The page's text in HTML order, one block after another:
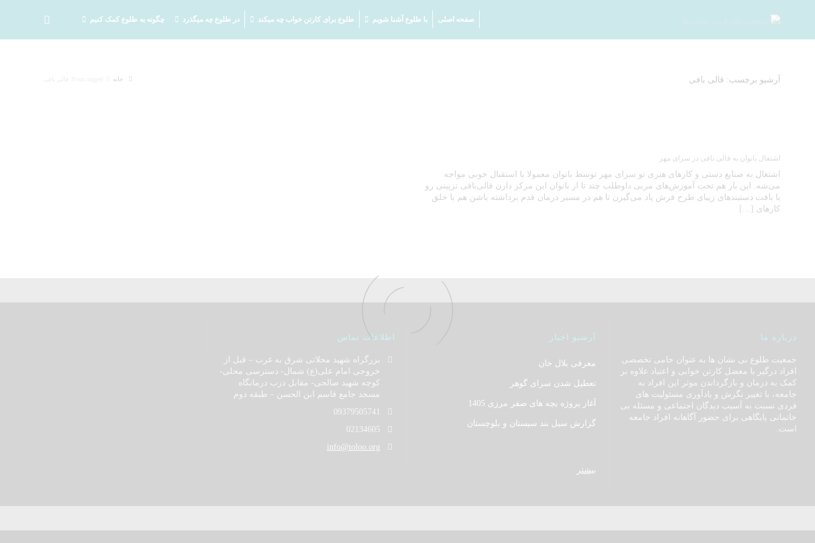
صفحه اصلی با طلوع آشنا شویم طلوع برای کارتن خواب چه میکند در طلوع چه میگذرد چگونه به طلوع کمک کنیم
خانه آرشیو برچسب: قالی بافی
اشتغال بانوان به قالی بافی در سرای مهر
اشتغال به صنایع دستی و کارهای هنری تو سرای مهر توسط بانوان معمولا با استقبال خوبی مواجه
می‌شه. این بار هم تحت آموزش‌های مربی داوطلب چند تا از بانوان این مرکز دارن قالی‌بافی تزیینی رو
با بافت دستبندهای زیبای طرح فرش یاد می‌گیرن تا هم در مسیر درمان قدم برداشته باشن هم با خلق
کارهای […]
درباره ما
جمعیت طلوع بی نشان ها به عنوان حامی تخصصی
افراد درگیر با معضل کارتن خوابی و اعتیاد علاوه بر
کمک به درمان و بازگرداندن موثر این افراد به
جامعه، با تغییر نگرش و یادآوری مسئولیت های
فردی نسبت به آسیب دیدگان اجتماعی و مسئله بی
خانمانی پایگاهی برای حضور آگاهانه افراد جامعه
است.
آرشیو اخبار
معرفی بلال خان
تعطیل شدن سرای گوهر
آغاز پروژه بچه های صفر مرزی 1405
گزارش سیل بند سیستان و بلوچستان
بیشتر
اطلاعات تماس
بزرگراه شهید محلاتی شرق به غرب – قبل از
خروجی امام علی(ع) شمال- دسترسی محلی-
کوچه شهید صالحی- مقابل درب درمانگاه
مسجد جامع قاسم ابن الحسن – طبقه دوم
09379505741
02134605
info@toloo.org